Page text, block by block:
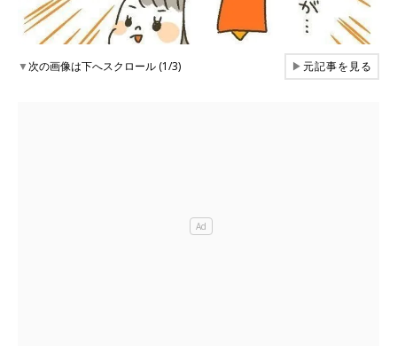
▼次の画像は下へスクロール (1/3) ▶元記事を見る